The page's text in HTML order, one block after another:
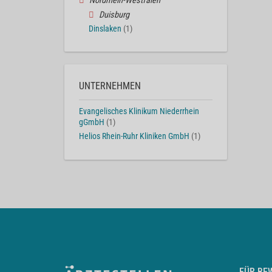
Duisburg
Dinslaken (1)
UNTERNEHMEN
Evangelisches Klinikum Niederrhein
gGmbH (1)
Helios Rhein-Ruhr Kliniken GmbH (1)